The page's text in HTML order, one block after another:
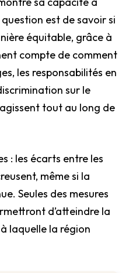
est de savoir si
équitable, grâce à
compte de comment
les responsabilités en
sur le
tout au long de
: les écarts entre les
même si la
Seules des mesures
d’atteindre la
laquelle la région